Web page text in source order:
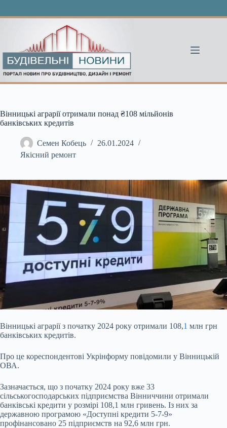
Вінницькі аграрії отримали понад ₴108 мільйонів
банківських кредитів
Семен Кобець
26.01.2024
Якісний ремонт
Вінницькі аграрії з початку 2024 року отримали 108,1 млн грн
банківських кредитів.
Про це кореспондентові Укрінформу повідомили у Вінницькій
ОВА.
Зазначається, що з початку 2024 року вже 33
сільськогосподарських підприємства Вінниччини отримали
банківські кредити у розмірі 108,1 млн гривень. Із них за
державною програмою «Доступні кредити 5-7-9»
профінансовано 25 підприємств на 92,6 млн грн.